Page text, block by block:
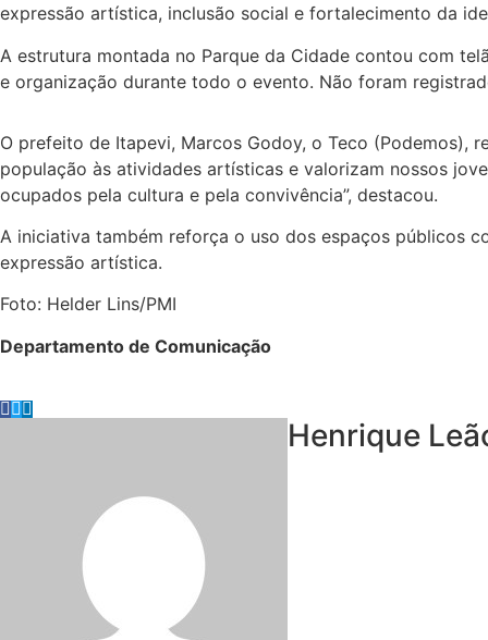
expressão artística, inclusão social e fortalecimento da
A estrutura montada no Parque da Cidade contou com
e organização durante todo o evento. Não foram
O prefeito de Itapevi, Marcos Godoy, o Teco (Podemos),
população às atividades artísticas e valorizam nossos
ocupados pela cultura e pela convivência”, destacou.
A iniciativa também reforça o uso dos espaços públicos
expressão artística.
Foto: Helder Lins/PMI
Departamento de Comunicação
Henrique